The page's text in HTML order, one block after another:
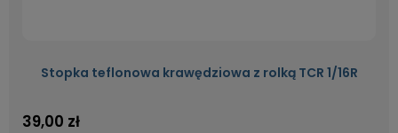
Stopka teflonowa krawędziowa z rolką TCR 1/16R
39,00 zł